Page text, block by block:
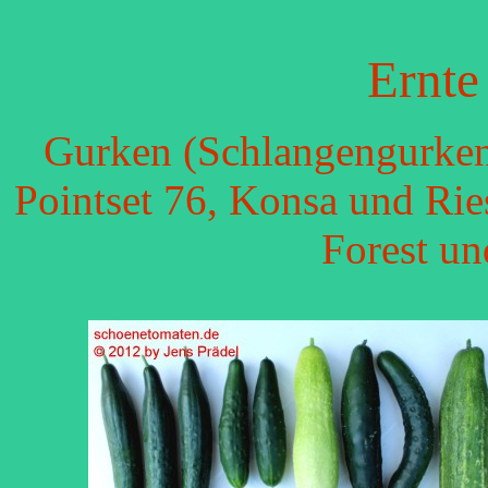
Gurken
Pointset 76, Konsa und
Forest